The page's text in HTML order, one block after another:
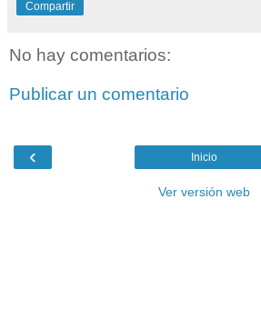
Compartir
No hay comentarios:
Publicar un comentario
‹ Inicio
Ver versión web